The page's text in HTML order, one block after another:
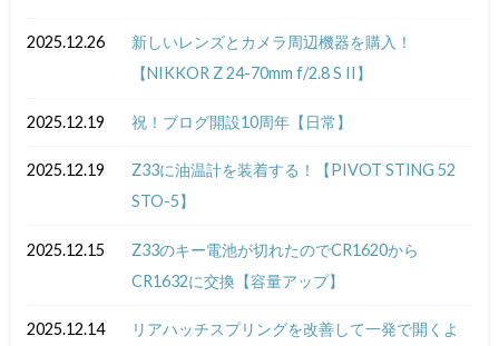
2025.12.26
新しいレンズとカメラ周辺機器を購入！
【NIKKOR Z 24-70mm f/2.8 S II】
2025.12.19 祝！ブログ開設10周年【日常】
2025.12.19
Z33に油温計を装着する！【PIVOT STING 52
STO-5】
2025.12.15
Z33のキー電池が切れたのでCR1620から
CR1632に交換【容量アップ】
2025.12.14 リアハッチスプリングを改善して一発で開くよ